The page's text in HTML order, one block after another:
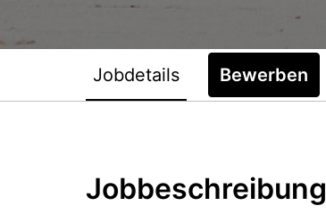
Jobdetails Bewerben
Jobbeschreibung